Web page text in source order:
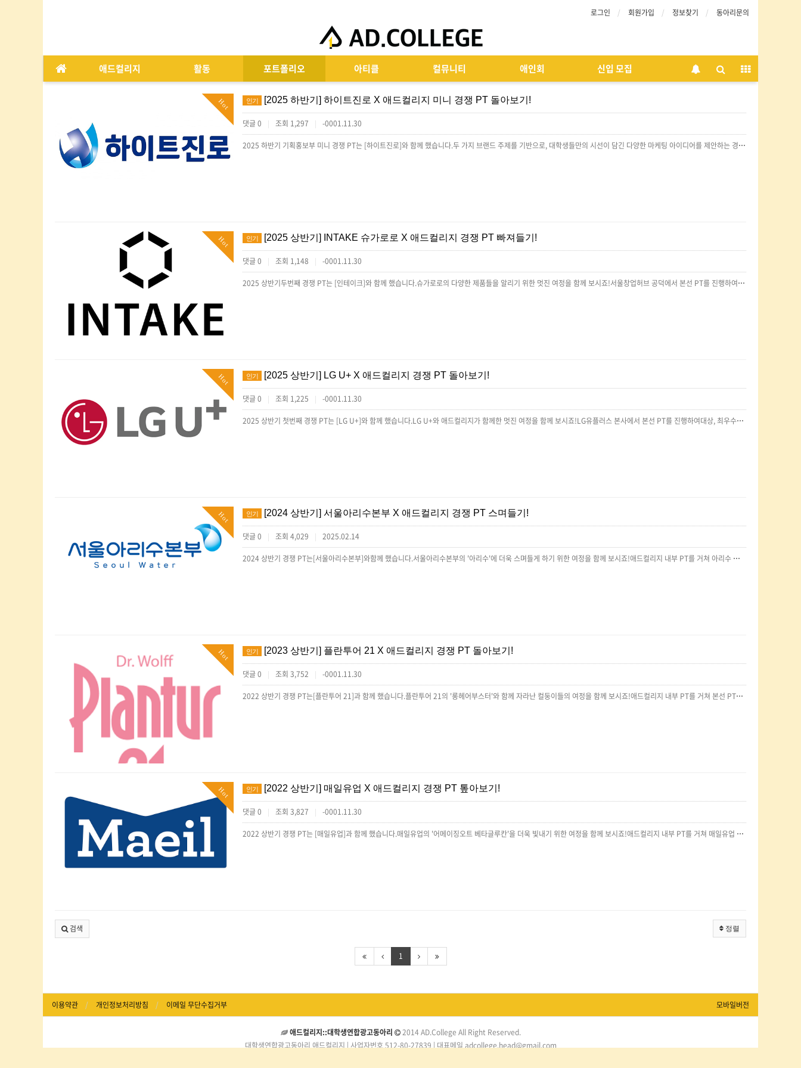
로그인 회원가입 정보찾기 동아리문의
애드컬리지 활동 포트폴리오 아티클 컬뮤니티 애인회 신입 모집
Hot 인기 [2025 하반기] 하이트진로 X 애드컬리지 미니 경쟁 PT 돌아보기!
댓글 0 | 조회 1,297 | -0001.11.30
2025 하반기 기획홍보부 미니 경쟁 PT는 [하이트진로]와 함께 했습니다.두 가지 브랜드 주제를 기반으로, 대학생들만의 시선이 담긴 다양한 마케팅 아이디어를 제안하는 경쟁 PT를 진행했습니다.참가자들은 리서치부터 기획, 전략 도출, 발표까지 전 과정을 직접 고민하며 치열하게 준비했고, 현장에서는 신선한 관점과 실행력 있는 아이디어들이 이어졌습니다.관계자분들 역시 대학생다운 솔직하고 새로운 접근이 인상적이었다는 긍정적인 반응을 보이며 큰 관심을 보내주셨습니다.‘하이트진로’와 함께 고민하고 성장한, 뜻깊은 2025 하반기 경쟁 PT였습니다!
Hot 인기 [2025 상반기] INTAKE 슈가로로 X 애드컬리지 경쟁 PT 빠져들기!
댓글 0 | 조회 1,148 | -0001.11.30
2025 상반기두번째 경쟁 PT는 [인테이크]와 함께 했습니다.슈가로로의 다양한 제품들을 알리기 위한 멋진 여정을 함께 보시죠!서울창업허브 공덕에서 본선 PT를 진행하여대상, 최우수상, 우수상을 수여하였습니다. ‘인테이크’와 함께 달콤한 한 학기를 끝낸 2025 경쟁 PT 였습니다!
Hot 인기 [2025 상반기] LG U+ X 애드컬리지 경쟁 PT 돌아보기!
댓글 0 | 조회 1,225 | -0001.11.30
2025 상반기 첫번째 경쟁 PT는 [LG U+]와 함께 했습니다.LG U+와 애드컬리지가 함께한 멋진 여정을 함께 보시죠!LG유플러스 본사에서 본선 PT를 진행하여대상, 최우수상, 우수상을 수여하였습니다. ‘LG U+’와 함께 한 학기를 시작한 2025 경쟁 PT 였습니다!
Hot 인기 [2024 상반기] 서울아리수본부 X 애드컬리지 경쟁 PT 스며들기!
댓글 0 | 조회 4,029 | 2025.02.14
2024 상반기 경쟁 PT는[서울아리수본부]와함께 했습니다.서울아리수본부의 '아리수'에 더욱 스며들게 하기 위한 여정을 함께 보시죠!애드컬리지 내부 PT를 거쳐 아리수 본사에서 본선 PT를 진행하여최우수상, 우수상, 장려상을 수여하였습니다.‘서울아리수본부’와함께水많은 경험을 한한 학기를 보낸 2024 경쟁 PT 였습니다!
Hot 인기 [2023 상반기] 플란투어 21 X 애드컬리지 경쟁 PT 돌아보기!
댓글 0 | 조회 3,752 | -0001.11.30
2022 상반기 경쟁 PT는[플란투어 21]과 함께 했습니다.플란투어 21의 '롱헤어부스터'와 함께 자라난 컬둥이들의 여정을 함께 보시죠!애드컬리지 내부 PT를 거쳐 본선 PT까지 진행하여대상, 최우수상, 우수상을 수여하였습니다.‘플란투어 21’과 함께 자랄 수(잘 할 수) 있던 한 학기를 보낸 2023 경쟁 PT 였습니다!
Hot 인기 [2022 상반기] 매일유업 X 애드컬리지 경쟁 PT 톺아보기!
댓글 0 | 조회 3,827 | -0001.11.30
2022 상반기 경쟁 PT는 [매일유업]과 함께 했습니다.매일유업의 '어메이징오트 베타글루칸'을 더욱 빛내기 위한 여정을 함께 보시죠!애드컬리지 내부 PT를 거쳐 매일유업 본사에서 본선 PT를 진행하여대상, 최우수상, 우수상, 장려상을 수여하였습니다.‘매일유업’과 함께 어메이징한 한 학기를 보낸 2022 경쟁 PT 였습니다!
정렬
검색
1
이용약관 개인정보처리방침 이메일 무단수집거부 모바일버전
애드컬리지::대학생연합광고동아리
2014 AD.College All Right Reserved.
대학생연합광고동아리 애드컬리지 | 사업자번호 512-80-27839 | 대표메일 adcollege.head@gmail.com